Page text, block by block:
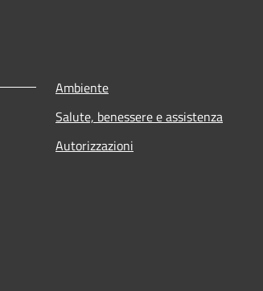
Ambiente
Salute, benessere e assistenza
Autorizzazioni